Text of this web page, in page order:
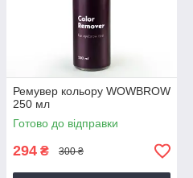
Ремувер кольору WOWBROW
250 мл
Готово до відправки
294 ₴ 300 ₴